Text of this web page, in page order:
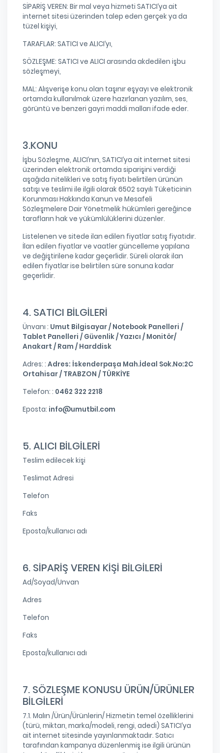
SİPARİŞ VEREN: Bir mal veya hizmeti SATICI’ya ait
internet sitesi üzerinden talep eden gerçek ya da
tüzel kişiyi,
TARAFLAR: SATICI ve ALICI’yı,
SÖZLEŞME: SATICI ve ALICI arasında akdedilen işbu
sözleşmeyi,
MAL: Alışverişe konu olan taşınır eşyayı ve elektronik
ortamda kullanılmak üzere hazırlanan yazılım, ses,
görüntü ve benzeri gayri maddi malları ifade eder.
3.KONU
İşbu Sözleşme, ALICI’nın, SATICI’ya ait internet sitesi
üzerinden elektronik ortamda siparişini verdiği
aşağıda nitelikleri ve satış fiyatı belirtilen ürünün
satışı ve teslimi ile ilgili olarak 6502 sayılı Tüketicinin
Korunması Hakkında Kanun ve Mesafeli
Sözleşmelere Dair Yönetmelik hükümleri gereğince
tarafların hak ve yükümlülüklerini düzenler.
Listelenen ve sitede ilan edilen fiyatlar satış fiyatıdır.
İlan edilen fiyatlar ve vaatler güncelleme yapılana
ve değiştirilene kadar geçerlidir. Süreli olarak ilan
edilen fiyatlar ise belirtilen süre sonuna kadar
geçerlidir.
4. SATICI BİLGİLERİ
Ünvanı : Umut Bilgisayar / Notebook Panelleri /
Tablet Panelleri / Güvenlik / Yazıcı / Monitör/
Anakart / Ram / Harddisk
Adres: : Adres: İskenderpaşa Mah.İdeal Sok.No:2C
Ortahisar / TRABZON / TÜRKİYE
Telefon: : 0462 322 2218
Eposta: info@umutbil.com
5. ALICI BİLGİLERİ
Teslim edilecek kişi
Teslimat Adresi
Telefon
Faks
Eposta/kullanıcı adı
6. SİPARİŞ VEREN KİŞİ BİLGİLERİ
Ad/Soyad/Unvan
Adres
Telefon
Faks
Eposta/kullanıcı adı
7. SÖZLEŞME KONUSU ÜRÜN/ÜRÜNLER
BİLGİLERİ
7.1. Malın /Ürün/Ürünlerin/ Hizmetin temel özelliklerini
(türü, miktarı, marka/modeli, rengi, adedi) SATICI’ya
ait internet sitesinde yayınlanmaktadır. Satıcı
tarafından kampanya düzenlenmiş ise ilgili ürünün